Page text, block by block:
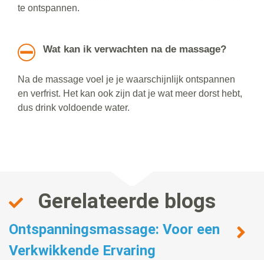
te ontspannen.
Wat kan ik verwachten na de massage?
Na de massage voel je je waarschijnlijk ontspannen
en verfrist. Het kan ook zijn dat je wat meer dorst hebt,
dus drink voldoende water.
Gerelateerde blogs
Ontspanningsmassage: Voor een
Verkwikkende Ervaring